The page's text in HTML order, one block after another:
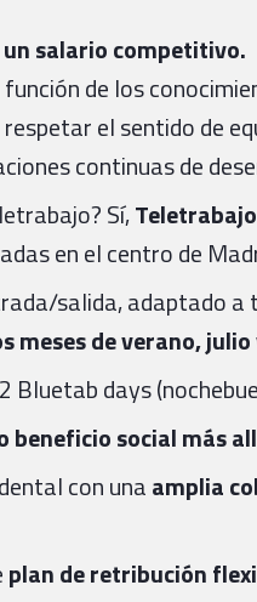
salario competitivo.
de los
el sentido de
continuas de
Sí,
en el centro de
salida, adaptado a
meses de verano,
Bluetab days
social más
con unaamplia
plan de retribución